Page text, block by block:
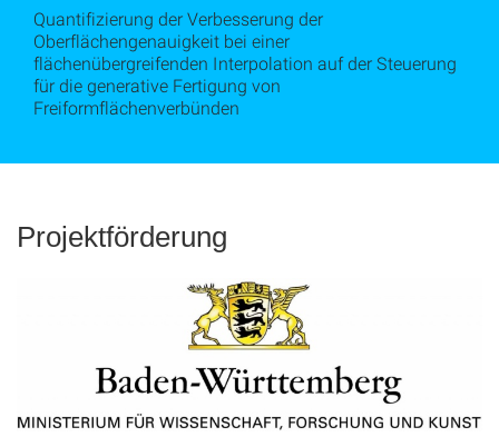
Quantifizierung der Verbesserung der
Oberflächengenauigkeit bei einer
flächenübergreifenden Interpolation auf der Steuerung
für die generative Fertigung von
Freiformflächenverbünden
Projektförderung